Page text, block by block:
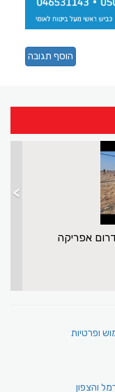
הוסף תגובה
צעירים הגיעו
>
ופרטיות
והצפון